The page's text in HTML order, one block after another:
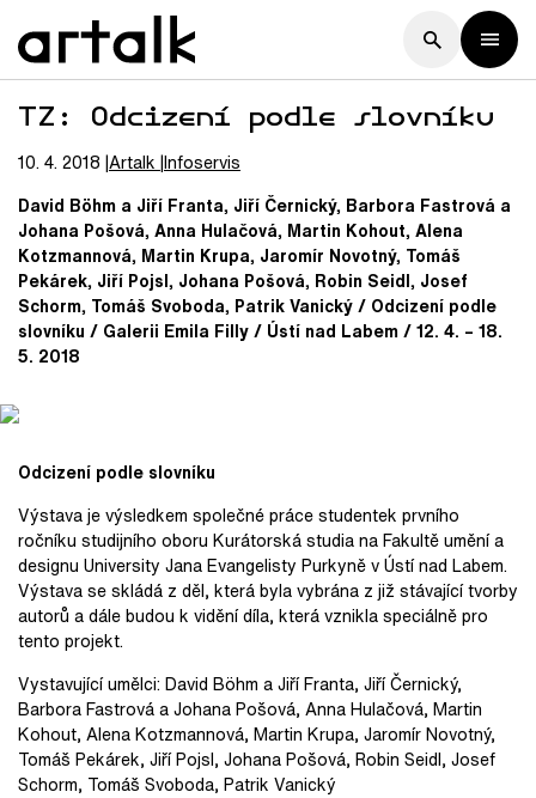
TZ: Odcizení podle slovníku
10. 4. 2018 Artalk Infoservis
David Böhm a Jiří Franta, Jiří Černický, Barbora Fastrová a
Johana Pošová, Anna Hulačová, Martin Kohout, Alena
Kotzmannová, Martin Krupa, Jaromír Novotný, Tomáš
Pekárek, Jiří Pojsl, Johana Pošová, Robin Seidl, Josef
Schorm, Tomáš Svoboda, Patrik Vanický / Odcizení podle
slovníku / Galerii Emila Filly / Ústí nad Labem / 12. 4. – 18.
5. 2018
Odcizení podle slovníku
Výstava je výsledkem společné práce studentek prvního
ročníku studijního oboru Kurátorská studia na Fakultě umění a
designu University Jana Evangelisty Purkyně v Ústí nad Labem.
Výstava se skládá z děl, která byla vybrána z již stávající tvorby
autorů a dále budou k vidění díla, která vznikla speciálně pro
tento projekt.
Vystavující umělci: David Böhm a Jiří Franta, Jiří Černický,
Barbora Fastrová a Johana Pošová, Anna Hulačová, Martin
Kohout, Alena Kotzmannová, Martin Krupa, Jaromír Novotný,
Tomáš Pekárek, Jiří Pojsl, Johana Pošová, Robin Seidl, Josef
Schorm, Tomáš Svoboda, Patrik Vanický